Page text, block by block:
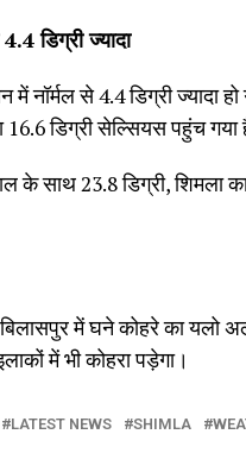
डिग्री ज्यादा
नॉर्मल से 4.4 डिग्री ज्यादा
16.6 डिग्री सेल्सियस पहुंच गया
के साथ 23.8 डिग्री, शिमला
में घने कोहरे का यलो
में भी कोहरा पड़ेगा।
LATEST NEWS SHIMLA